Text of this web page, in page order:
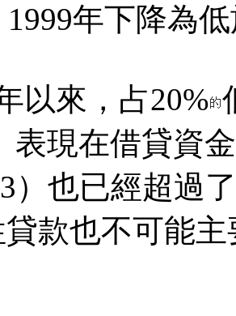
1999年下降為
以來，占20%
表現在借貸資
）也已經超過
款也不可能